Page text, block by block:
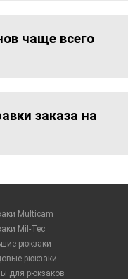
чаще всего
заказа на
Multicam
Mil-Tec
рюкзаки
рюкзаки
для рюкзаков